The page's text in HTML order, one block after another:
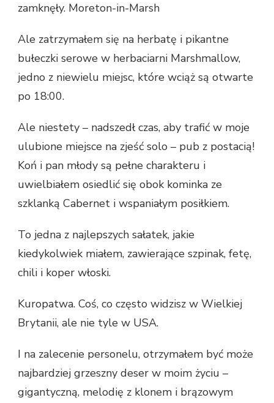
zamknęły. Moreton-in-Marsh
Ale zatrzymałem się na herbatę i pikantne
bułeczki serowe w herbaciarni Marshmallow,
jedno z niewielu miejsc, które wciąż są otwarte
po 18:00.
Ale niestety – nadszedł czas, aby trafić w moje
ulubione miejsce na zjeść solo – pub z postacią!
Koń i pan młody są pełne charakteru i
uwielbiałem osiedlić się obok kominka ze
szklanką Cabernet i wspaniałym posiłkiem.
To jedna z najlepszych sałatek, jakie
kiedykolwiek miałem, zawierające szpinak, fetę,
chili i koper włoski.
Kuropatwa. Coś, co często widzisz w Wielkiej
Brytanii, ale nie tyle w USA.
I na zalecenie personelu, otrzymałem być może
najbardziej grzeszny deser w moim życiu –
gigantyczną, melodię z klonem i brązowym